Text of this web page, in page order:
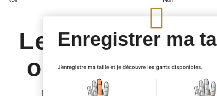
Les clients qui
ont acheté ce
Enregistrer ma
J’enregistre ma taille et je découvre les gants disponibles.